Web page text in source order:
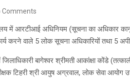
Comments
में आरटीआई अधिनियम (सूचना का अधिकार
वाले 5 लोक सूचना अधिकारियों तथा 5
बागेश्वर श्रीमती आकांक्षा कोंडे
टिहरी श्री आयुष अग्रवाल, लोक सेवा